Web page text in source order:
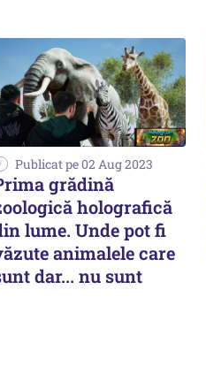
Publicat pe 02 Aug 2023
grădină
holografică
lume. Unde pot fi
animalele care
dar... nu sunt